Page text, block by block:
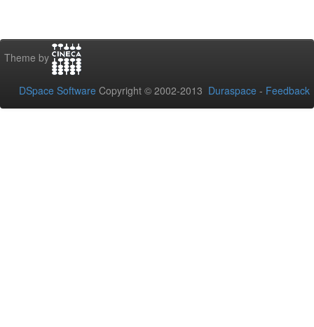
Theme by
DSpace Software Copyright © 2002-2013 Duraspace - Feedback